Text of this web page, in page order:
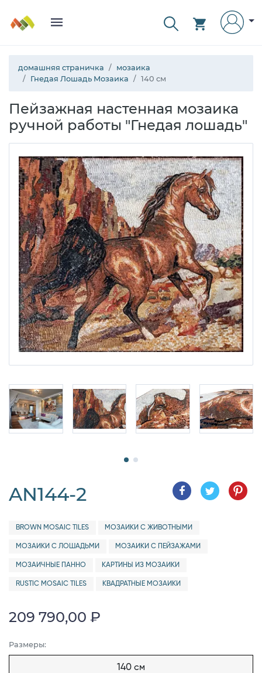
домашняя страничка
мозаика
Гнедая Лошадь Мозаика
140 см
Пейзажная настенная мозаика
ручной работы "Гнедая лошадь"
AN144-2
BROWN MOSAIC TILES МОЗАИКИ С ЖИВОТНЫМИ
МОЗАИКИ С ЛОШАДЬМИ МОЗАИКИ С ПЕЙЗАЖАМИ
МОЗАИЧНЫЕ ПАННО КАРТИНЫ ИЗ МОЗАИКИ
RUSTIC MOSAIC TILES КВАДРАТНЫЕ МОЗАИКИ
209 790,00 ₽
Размеры:
140 см